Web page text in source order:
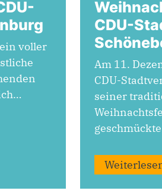
voller
CDU-
Am 11.
CDU-
seiner